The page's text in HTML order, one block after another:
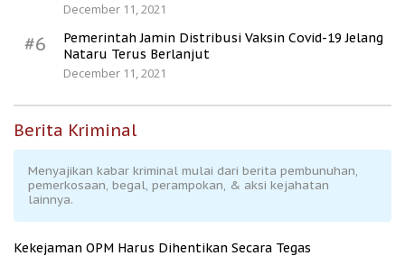
December 11, 2021
#6
Pemerintah Jamin Distribusi Vaksin Covid-19 Jelang
Nataru Terus Berlanjut
December 11, 2021
Berita Kriminal
Menyajikan kabar kriminal mulai dari berita pembunuhan,
pemerkosaan, begal, perampokan, & aksi kejahatan
lainnya.
Kekejaman OPM Harus Dihentikan Secara Tegas